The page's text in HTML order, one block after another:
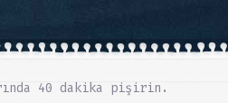
40 dakika pişirin.